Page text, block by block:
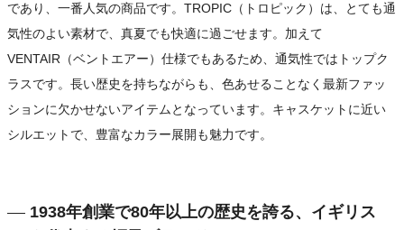
であり、一番人気の商品です。TROPIC（トロピック）は、とても通
気性のよい素材で、真夏でも快適に過ごせます。加えて
VENTAIR（ベントエアー）仕様でもあるため、通気性ではトップク
ラスです。長い歴史を持ちながらも、色あせることなく最新ファッ
ションに欠かせないアイテムとなっています。キャスケットに近い
シルエットで、豊富なカラー展開も魅力です。
1938年創業で80年以上の歴史を誇る、イギリス